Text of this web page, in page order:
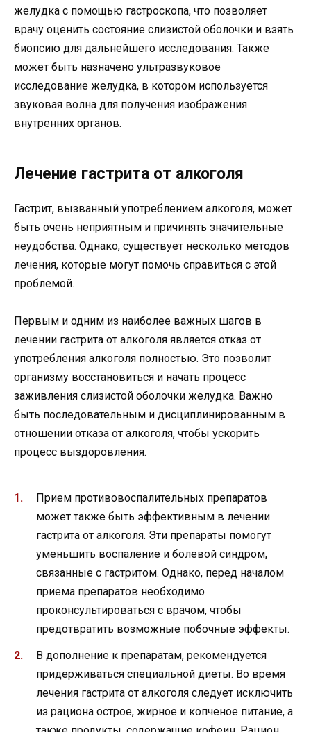
желудка с помощью гастроскопа, что позволяет
врачу оценить состояние слизистой оболочки и взять
биопсию для дальнейшего исследования. Также
может быть назначено ультразвуковое
исследование желудка, в котором используется
звуковая волна для получения изображения
внутренних органов.
Лечение гастрита от алкоголя
Гастрит, вызванный употреблением алкоголя, может
быть очень неприятным и причинять значительные
неудобства. Однако, существует несколько методов
лечения, которые могут помочь справиться с этой
проблемой.
Первым и одним из наиболее важных шагов в
лечении гастрита от алкоголя является отказ от
употребления алкоголя полностью. Это позволит
организму восстановиться и начать процесс
заживления слизистой оболочки желудка. Важно
быть последовательным и дисциплинированным в
отношении отказа от алкоголя, чтобы ускорить
процесс выздоровления.
Прием противовоспалительных препаратов
может также быть эффективным в лечении
гастрита от алкоголя. Эти препараты помогут
уменьшить воспаление и болевой синдром,
связанные с гастритом. Однако, перед началом
приема препаратов необходимо
проконсультироваться с врачом, чтобы
предотвратить возможные побочные эффекты.
В дополнение к препаратам, рекомендуется
придерживаться специальной диеты. Во время
лечения гастрита от алкоголя следует исключить
из рациона острое, жирное и копченое питание, а